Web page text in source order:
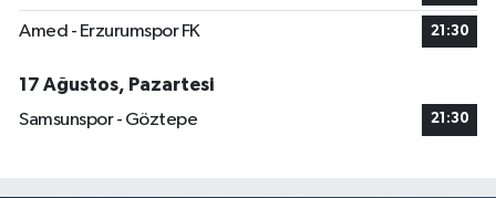
Amed - Erzurumspor FK 21:30
17 Ağustos, Pazartesi
Samsunspor - Göztepe
21:30